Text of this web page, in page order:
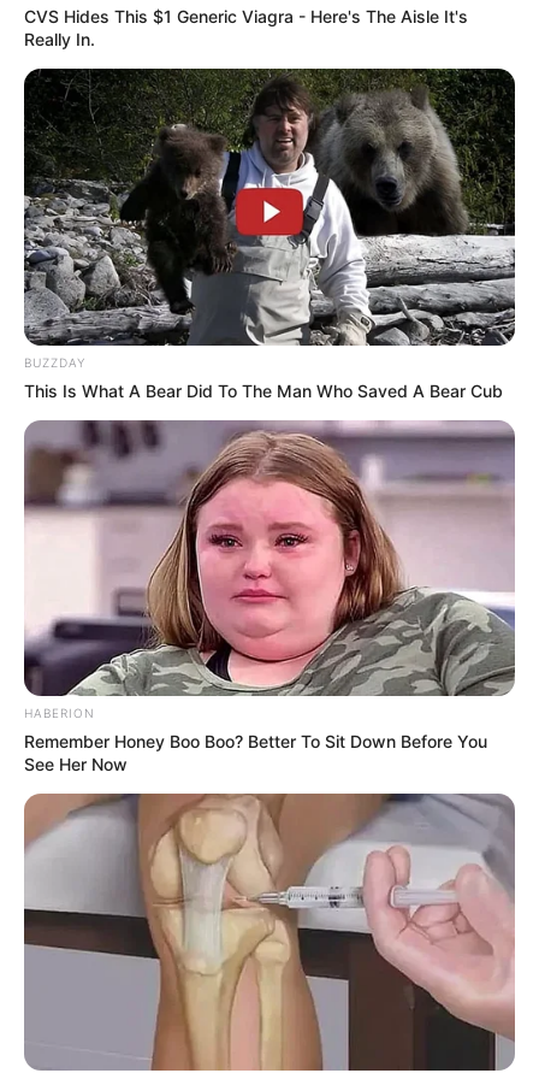
might be wrong
CTA LOVE
Top 8 Movies Based On Real Life. You Have To Watch
Them!
BRAINBERRIES
Remember Them? These '90s Couples Defined An
Era—See The Complete List
BRAINBERRIES
CVS Hides This $1 Generic Viagra - Here's The Aisle It's
Really In.
BUZZDAY
This Is What A Bear Did To The Man Who Saved A Bear Cub
HABERION
Remember Honey Boo Boo? Better To Sit Down Before You
See Her Now